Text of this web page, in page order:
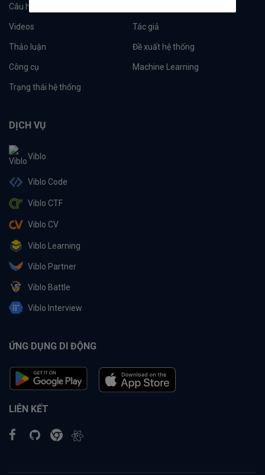
Câu hỏi
Videos Tác giả
Thảo luận Đề xuất hệ thống
Công cụ Machine Learning
Trạng thái hệ thống
DỊCH VỤ
Viblo
Viblo Code
Viblo CTF
Viblo CV
Viblo Learning
Viblo Partner
Viblo Battle
Viblo Interview
ỨNG DỤNG DI ĐỘNG
LIÊN KẾT